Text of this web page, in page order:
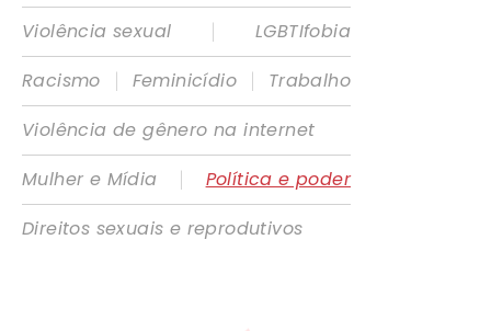
Violência sexual
|
LGBTIfobia
Racismo
| Feminicídio |
Trabalho
Violência de gênero na internet
Mulher e Mídia
|
Política e poder
Direitos sexuais e reprodutivos